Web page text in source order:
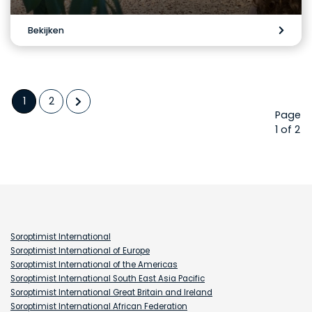
Bekijken
Page
1 of 2
1 2
Soroptimist International
Soroptimist International of Europe
Soroptimist International of the Americas
Soroptimist International South East Asia Pacific
Soroptimist International Great Britain and Ireland
Soroptimist International African Federation